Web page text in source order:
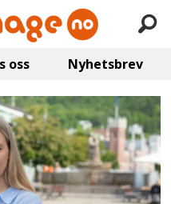
oss Nyhetsbrev